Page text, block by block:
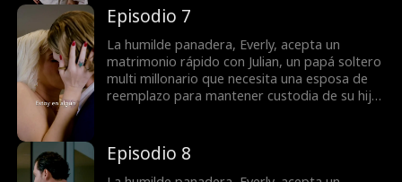
descubren sus sentimientos entre sí mientras
combaten a un némesis celoso, un ex-
prometido acosador y una ex-esposa lunática
quienes harán lo que sea para separarlos.
Episodio 7
La humilde panadera, Everly, acepta un
matrimonio rápido con Julian, un papá soltero
multi millonario que necesita una esposa de
reemplazo para mantener custodia de su hija.
descubren sus sentimientos entre sí mientras
combaten a un némesis celoso, un ex-
Episodio 8